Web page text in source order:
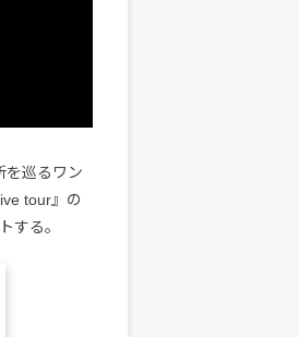
を巡るワン
tour』の
する。